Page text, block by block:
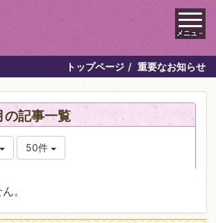
メニュ－
トップページ 重要なお知らせ
記事一覧
50件
。